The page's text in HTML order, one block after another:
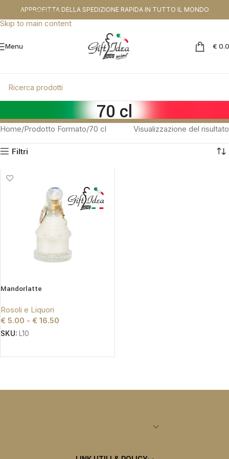
Skip to navigation
Skip to main content
31.08.26
APPROFITTA DELLA SPEDIZIONE RAPIDA IN TUTTO IL MONDO
Menu €
70 cl
Home Prodotto Formato 70 cl Visualizzazione del risultato
Filtri
Mandorlatte
Rosoli e Liquori
€ 5.00 - € 16.50
SKU: L10